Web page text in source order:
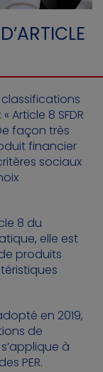
Article 8 SFDR
façon très
financier
sociaux
8 du
elle est
produits
en 2019,
de
à
PER.